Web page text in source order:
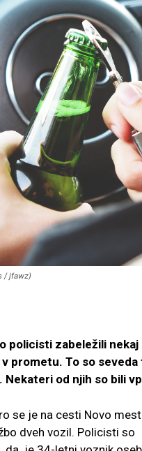
/ jfawz)
policisti zabeležili
prometu. To so
Nekateri od njih so bili
se je na cesti Novo
dveh vozil. Policisti so